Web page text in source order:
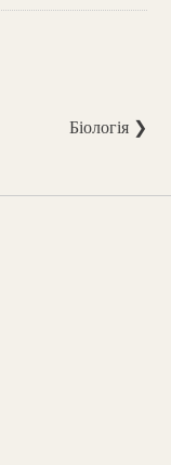
Біологія ❯